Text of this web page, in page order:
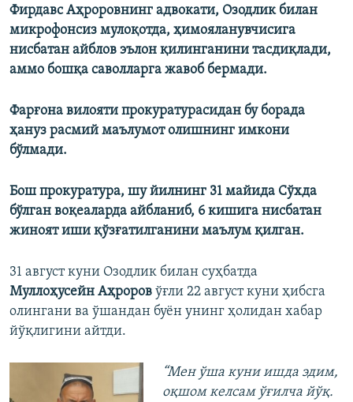
Фирдавс Аҳроровнинг адвокати, Озодлик билан
микрофонсиз мулоқотда, ҳимояланувчисига
нисбатан айблов эълон қилинганини тасдиқлади,
аммо бошқа саволларга жавоб бермади.
Фарғона вилояти прокуратурасидан бу борада
ҳануз расмий маълумот олишнинг имкони
бўлмади.
Бош прокуратура, шу йилнинг 31 майида Сўхда
бўлган воқеаларда айбланиб, 6 кишига нисбатан
жиноят иши қўзғатилганини маълум қилган.
31 август куни Озодлик билан суҳбатда
Муллоҳусейн Аҳроров ўғли 22 август куни ҳибсга
олингани ва ўшандан буён унинг ҳолидан хабар
йўқлигини айтди.
“Мен ўша куни ишда эдим,
оқшом келсам ўғилча йўқ.